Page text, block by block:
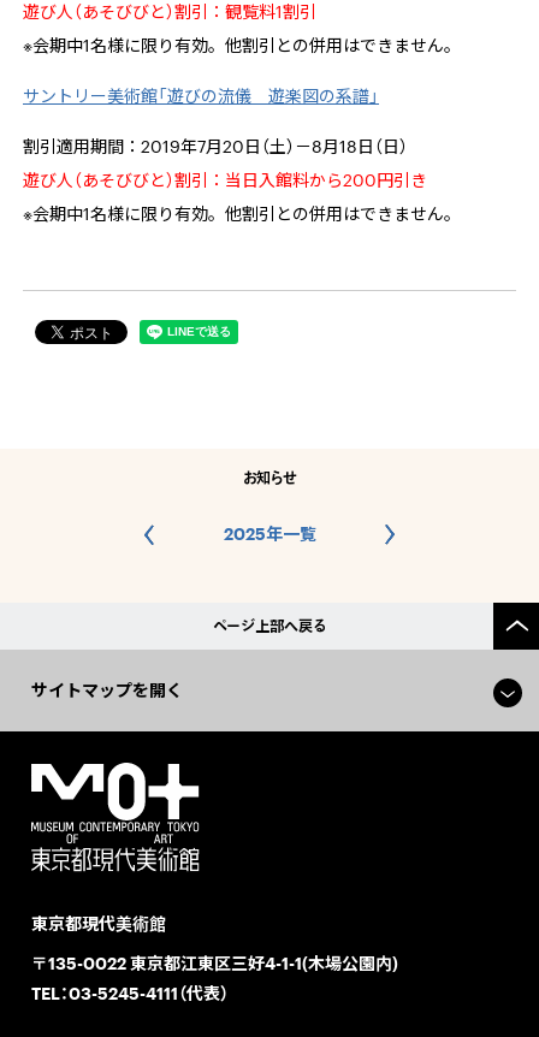
遊び人（あそびびと）割引：観覧料1割引
※会期中1名様に限り有効。他割引との併用はできません。
サントリー美術館「遊びの流儀 遊楽図の系譜」
割引適用期間：2019年7月20日（土）－8月18日（日）
遊び人（あそびびと）割引：当日入館料から200円引き
※会期中1名様に限り有効。他割引との併用はできません。
お知らせ
2025年一覧
ページ上部へ戻る
サイトマップを開く
東京都現代美術館
〒135-0022 東京都江東区三好4-1-1(木場公園内)
TEL：03-5245-4111（代表）